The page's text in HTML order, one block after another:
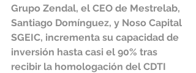
Grupo Zendal, el CEO de Mestrelab,
Santiago Domínguez, y Noso Capital
SGEIC, incrementa su capacidad de
inversión hasta casi el 90% tras
recibir la homologación del CDTI